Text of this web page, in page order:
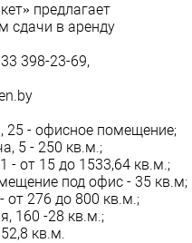
предлагает
сдачи в аренду
398-23-69,
25 - офисное помещение;
5 - 250 кв.м.;
- от 15 до 1533,64 кв.м.;
под офис - 35 кв.м;
от 276 до 800 кв.м.;
160 -28 кв.м.;
кв.м.